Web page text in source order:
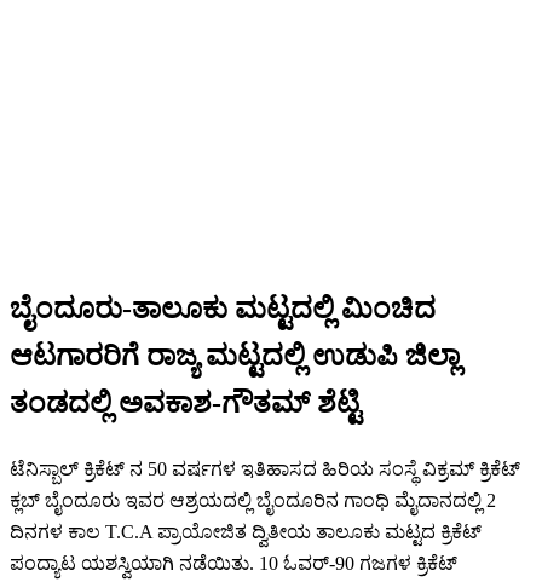
ಬೈಂದೂರು-ತಾಲೂಕು ಮಟ್ಟದಲ್ಲಿ ಮಿಂಚಿದ
ಆಟಗಾರರಿಗೆ ರಾಜ್ಯ ಮಟ್ಟದಲ್ಲಿ ಉಡುಪಿ ಜಿಲ್ಲಾ
ತಂಡದಲ್ಲಿ ಅವಕಾಶ-ಗೌತಮ್ ಶೆಟ್ಟಿ
ಟೆನಿಸ್ಬಾಲ್ ಕ್ರಿಕೆಟ್ ನ 50 ವರ್ಷಗಳ ಇತಿಹಾಸದ ಹಿರಿಯ ಸಂಸ್ಥೆ ವಿಕ್ರಮ್ ಕ್ರಿಕೆಟ್
ಕ್ಲಬ್ ಬೈಂದೂರು ಇವರ ಆಶ್ರಯದಲ್ಲಿ ಬೈಂದೂರಿನ ಗಾಂಧಿ ಮೈದಾನದಲ್ಲಿ 2
ದಿನಗಳ ಕಾಲ T.C.A ಪ್ರಾಯೋಜಿತ ದ್ವಿತೀಯ ತಾಲೂಕು ಮಟ್ಟದ ಕ್ರಿಕೆಟ್
ಪಂದ್ಯಾಟ ಯಶಸ್ವಿಯಾಗಿ ನಡೆಯಿತು. 10 ಓವರ್-90 ಗಜಗಳ ಕ್ರಿಕೆಟ್